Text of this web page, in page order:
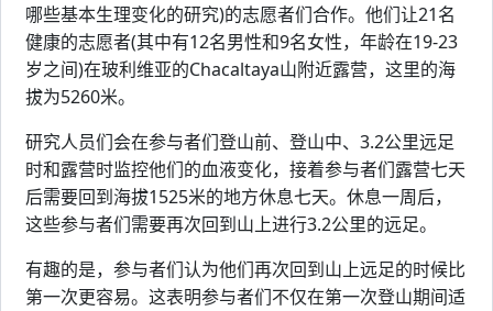
哪些基本生理变化的研究)的志愿者们合作。他们让21名
健康的志愿者(其中有12名男性和9名女性，年龄在19-23
岁之间)在玻利维亚的Chacaltaya山附近露营，这里的海
拔为5260米。
研究人员们会在参与者们登山前、登山中、3.2公里远足
时和露营时监控他们的血液变化，接着参与者们露营七天
后需要回到海拔1525米的地方休息七天。休息一周后，
这些参与者们需要再次回到山上进行3.2公里的远足。
有趣的是，参与者们认为他们再次回到山上远足的时候比
第一次更容易。这表明参与者们不仅在第一次登山期间适